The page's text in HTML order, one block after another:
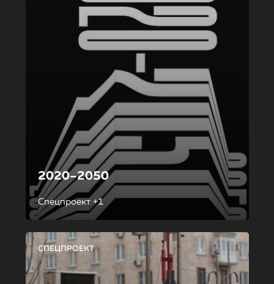
2020–2050
Спецпроект +1
СПЕЦПРОЕКТ